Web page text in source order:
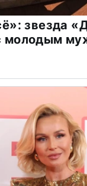
звезда
молодым